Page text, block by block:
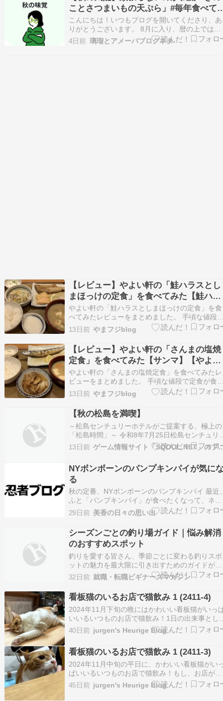
言葉…
ことさつまいもの天ぷら」#毎年食べて
る秋の味覚
こんにちは！いつもブログを開いてくださり、あ
りがとうございます。 8月に入り、暦の上では立
秋を迎える時期になりました。現実にはまだまだ
厳しい暑さが続いていますが、ふと見上げる空の
4日前 璃瑠とアメーバブログネタ
【レビュー】やよい軒の「鮭ハラスとし
まほっけの定食」を食べてみた【鮭ハラ
ス】【しまほっけ】【やよい軒】
やよい軒の「鮭ハラスとしまほっけの定食」を食
べてみたレビューをまとめました。 手頃な値段
定食が食べられるやよい軒。 メニューには、お
関係の定食も多いです。 季節メニューの鮭ハラ
としまほっけの定食は秋の味覚。 当記事がご参
になれば幸いです。 やよい軒 定食を食べられる
食…
13日前 やまフジblog
【レビュー】やよい軒の「さんまの塩焼
定食」を食べてみた【サンマ】【やよい
軒】
やよい軒の「さんまの塩焼定食」を食べてみたレ
ビューをまとめました。 手頃な値段で定食が食
られるやよい軒。 メニューには、お魚関係の定
も多いです。 季節メニューのさんまの塩焼定食
秋の味覚。 当記事がご参考になれば幸いです。
よい軒 定食を食べられる外食チェーン。 メニュ
ー…
13日前 やまフジblog
【秋の松島を満喫】
～松島センチュリーホテルがご提案する、極上の
「松島時間」～ 令和8年7月25日松島センチュリ
ホテル 日本三景・松島を代表する秋の味覚とい
ば、良質なタンパク質やミネラル類（カルシウ
ルク」こと「牡蠣」です。 疲労回復や美肌、健
増進…
13日前 ゲーム情報サイト「
NYボンボーンのパンプキンパイが気に
る
秋の定番、NYボンボーンのパンプキンパイ 最近
ふと「パンプキンパイ」が食べたくなって、ネッ
トで探していたら、NYボンボーンのパンプキン
イを見つけました。見た目もシンプルで、どこか
懐かしさを感じさせるパッケージ。実際にはどん
な味なのか、気になりすぎて即購入しました。
口食べ…
29日前 美香の日々の思い出
シーズンごとの釣り場ガイド｜悩み解消
のおすすめスポット
釣りを愛する皆さん、季節ごとに変わる釣りスポ
ットの魅力を最大限に引き出すためのガイドがこ
こにあります。春の訪れと共に活気づく湖や川、
夏の暑さを乗り越えた魚たちが待つ涼しいスポッ
ト、秋の味覚を求める釣り人たちに嬉しい贈り
物、そして冬の静けさの中でのひと時。各シーズ
ンに応じたおすすめ…
32日前 就職・転職ビギナーズマガジン
看板猫のいるお店で猫飲み 1 (2411-4)
2024年11月下旬の晩にはかわいい看板猫がいっ
いいるいつものお店で猫飲み！1日の出来事とし
は前回のつづきです。地元で八百屋の猫店長めい
ちゃんに会った後、電車で都内へ再移動。前回は
ちょっとだけ久しぶりな気がした。お店には開店
と同時に…
40日前 jurgen's Heurige Blog
看板猫のいるお店で猫飲み 1 (2411-3)
2024年11月中旬の平日に、かわいい看板猫がい
ぱいいるいつものお店で猫飲み！もし、お店が空
いていたら入る、混んでいたら他のお店へ、くら
いの軽い気持ちで現地へ向かった。現地に着くと
45日前 jurgen's Heurige Blog